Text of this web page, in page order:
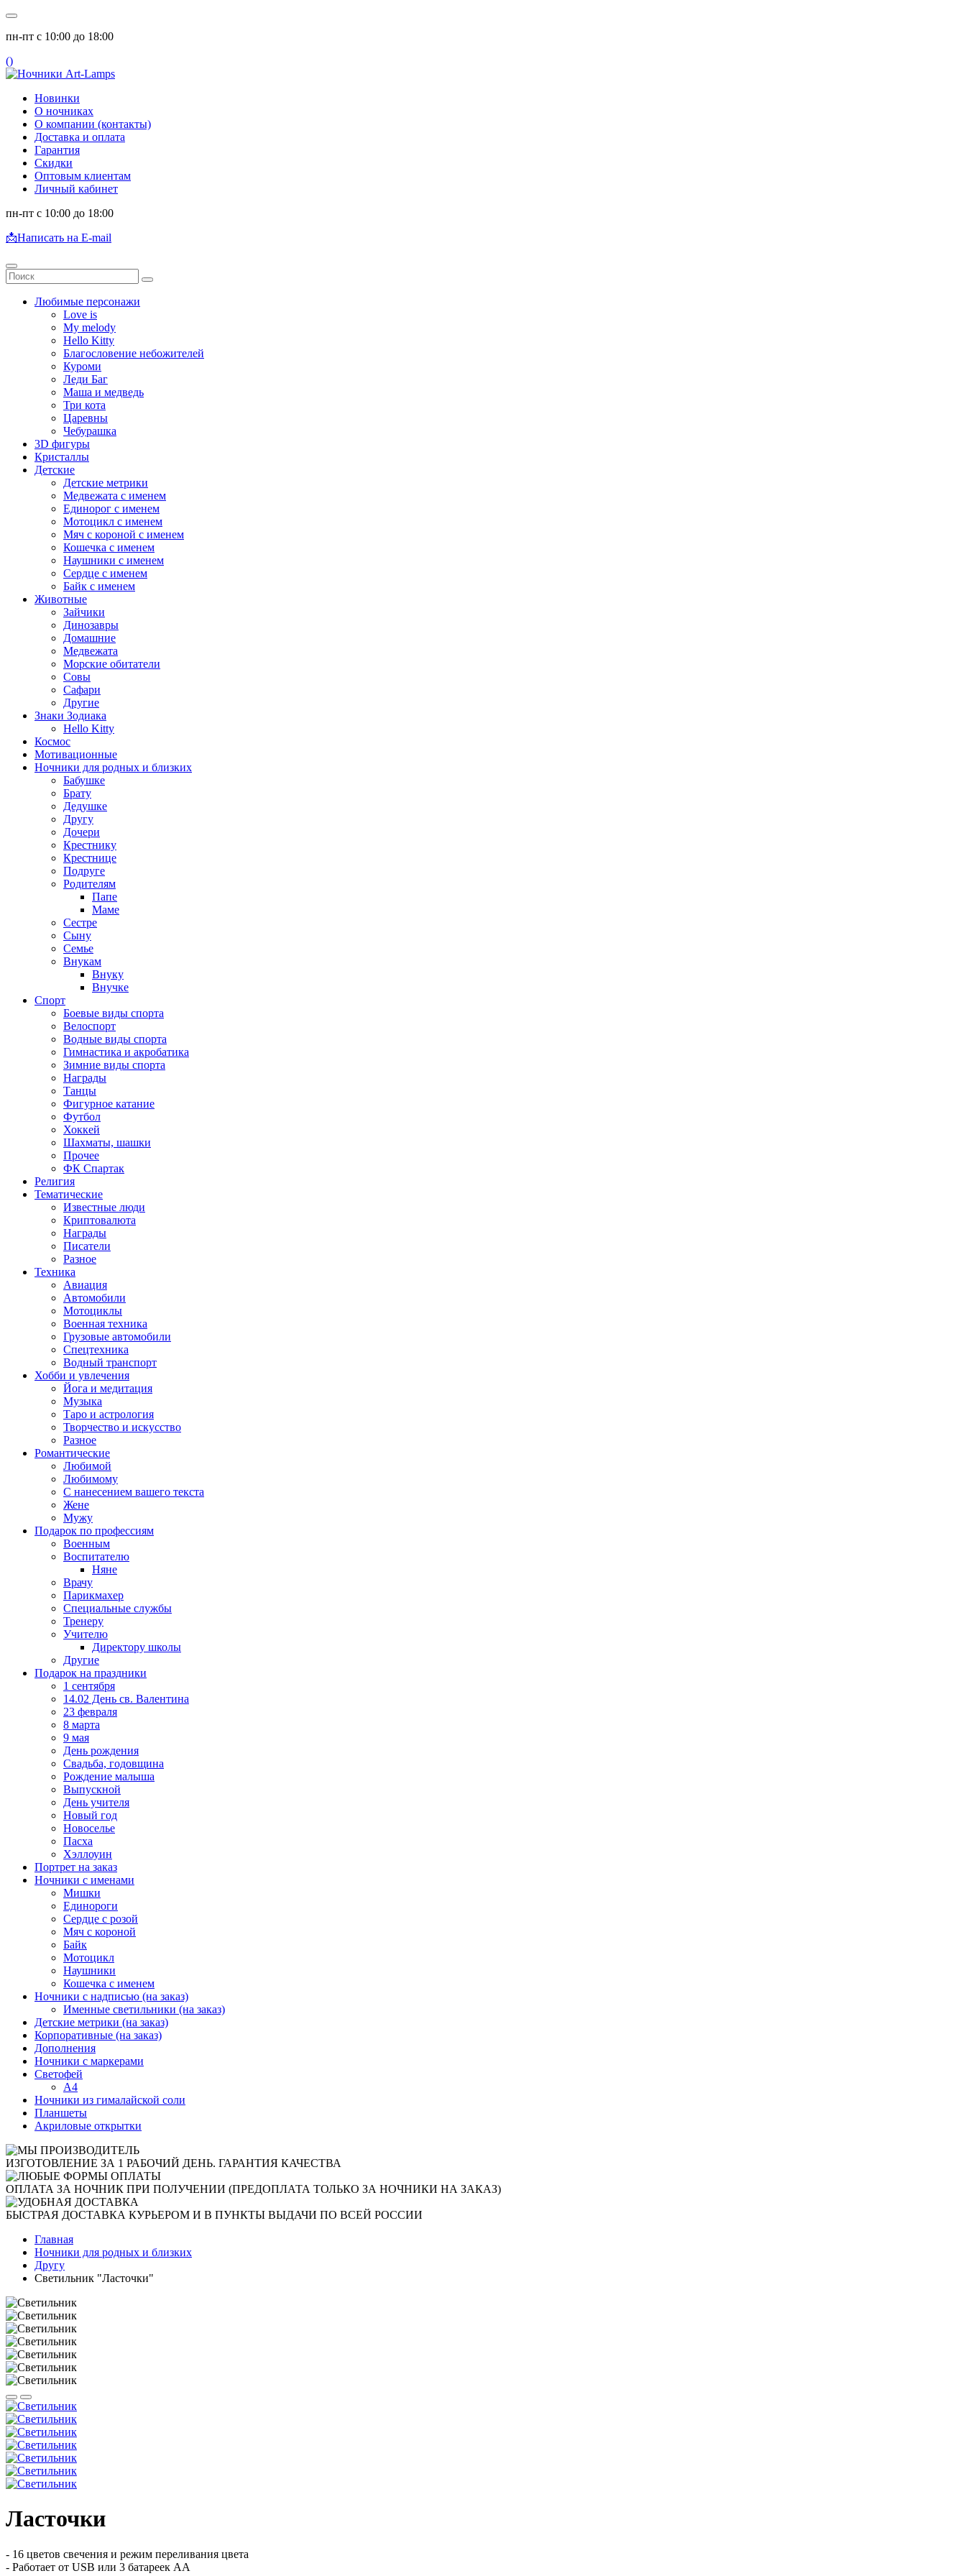
пн-пт с 10:00 до 18:00
()
Новинки
О ночниках
О компании (контакты)
Доставка и оплата
Гарантия
Скидки
Оптовым клиентам
Личный кабинет
пн-пт с 10:00 до 18:00
📩Написать на E-mail
Любимые персонажи
Love is
My melody
Hello Kitty
Благословение небожителей
Куроми
Леди Баг
Маша и медведь
Три кота
Царевны
Чебурашка
3D фигуры
Кристаллы
Детские
Детские метрики
Медвежата с именем
Единорог с именем
Мотоцикл с именем
Мяч с короной с именем
Кошечка с именем
Наушники с именем
Сердце с именем
Байк с именем
Животные
Зайчики
Динозавры
Домашние
Медвежата
Морские обитатели
Совы
Сафари
Другие
Знаки Зодиака
Hello Kitty
Космос
Мотивационные
Ночники для родных и близких
Бабушке
Брату
Дедушке
Другу
Дочери
Крестнику
Крестнице
Подруге
Родителям
Папе
Маме
Сестре
Сыну
Семье
Внукам
Внуку
Внучке
Спорт
Боевые виды спорта
Велоспорт
Водные виды спорта
Гимнастика и акробатика
Зимние виды спорта
Награды
Танцы
Фигурное катание
Футбол
Хоккей
Шахматы, шашки
Прочее
ФК Спартак
Религия
Тематические
Известные люди
Криптовалюта
Награды
Писатели
Разное
Техника
Авиация
Автомобили
Мотоциклы
Военная техника
Грузовые автомобили
Спецтехника
Водный транспорт
Хобби и увлечения
Йога и медитация
Музыка
Таро и астрология
Творчество и искусство
Разное
Романтические
Любимой
Любимому
С нанесением вашего текста
Жене
Мужу
Подарок по профессиям
Военным
Воспитателю
Няне
Врачу
Парикмахер
Специальные службы
Тренеру
Учителю
Директору школы
Другие
Подарок на праздники
1 сентября
14.02 День св. Валентина
23 февраля
8 марта
9 мая
День рождения
Свадьба, годовщина
Рождение малыша
Выпускной
День учителя
Новый год
Новоселье
Пасха
Хэллоуин
Портрет на заказ
Ночники с именами
Мишки
Единороги
Сердце с розой
Мяч с короной
Байк
Мотоцикл
Наушники
Кошечка с именем
Ночники с надписью (на заказ)
Именные светильники (на заказ)
Детские метрики (на заказ)
Корпоративные (на заказ)
Дополнения
Ночники с маркерами
Светофей
А4
Ночники из гималайской соли
Планшеты
Акриловые открытки
ИЗГОТОВЛЕНИЕ ЗА 1 РАБОЧИЙ ДЕНЬ. ГАРАНТИЯ КАЧЕСТВА
ОПЛАТА ЗА НОЧНИК ПРИ ПОЛУЧЕНИИ (ПРЕДОПЛАТА ТОЛЬКО ЗА НОЧНИКИ НА ЗАКАЗ)
БЫСТРАЯ ДОСТАВКА КУРЬЕРОМ И В ПУНКТЫ ВЫДАЧИ ПО ВСЕЙ РОССИИ
Главная
Ночники для родных и близких
Другу
Светильник "Ласточки"
Ласточки
- 16 цветов свечения и режим переливания цвета
- Работает от USB или 3 батареек АА